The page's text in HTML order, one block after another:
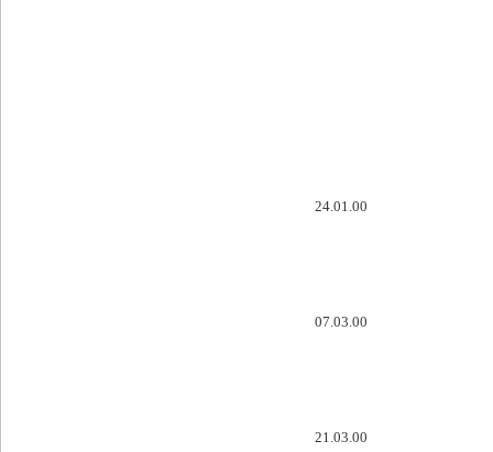
24.01.00
07.03.00
21.03.00